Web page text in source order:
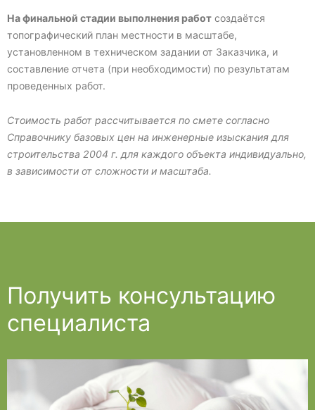
На финальной стадии выполнения работ создаётся
топографический план местности в масштабе,
установленном в техническом задании от Заказчика, и
составление отчета (при необходимости) по результатам
проведенных работ.
Стоимость работ рассчитывается по смете согласно
Справочнику базовых цен на инженерные изыскания для
строительства 2004 г. для каждого объекта индивидуально,
в зависимости от сложности и масштаба.
Получить консультацию
специалиста